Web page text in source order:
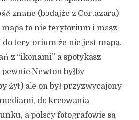
znane (bodajże z Cortazara)
to nie terytorium i masz
terytorium że nie jest mapą.
z “ikonami” a spotykasz
Newton byłby
żył) ale on był przyzwycajony
do kreowania
a polscy fotografowie są